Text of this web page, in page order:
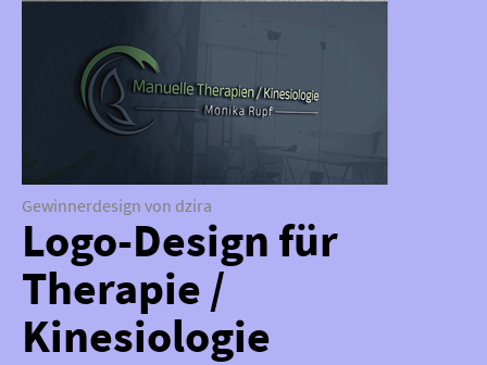
Gewinnerdesign von dzira
Logo-Design für
Therapie /
Kinesiologie